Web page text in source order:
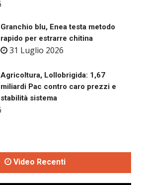
Granchio blu, Enea testa metodo
rapido per estrarre chitina
31 Luglio 2026
Agricoltura, Lollobrigida: 1,67
miliardi Pac contro caro prezzi e
stabilità sistema
Video Recenti